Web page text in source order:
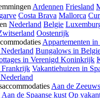
Ardennen Friesland
Costa Brava Mallorca
Nederland Belgie
Oostenrijk
Appartementen in
Bungalows in
in Verenigd Koninkrijk
Frankrijk Vakantiehuizen in
Aan de
Aan de Spaanse kust Op